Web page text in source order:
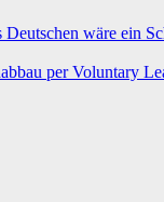
Deutschen wäre ein
per Voluntary